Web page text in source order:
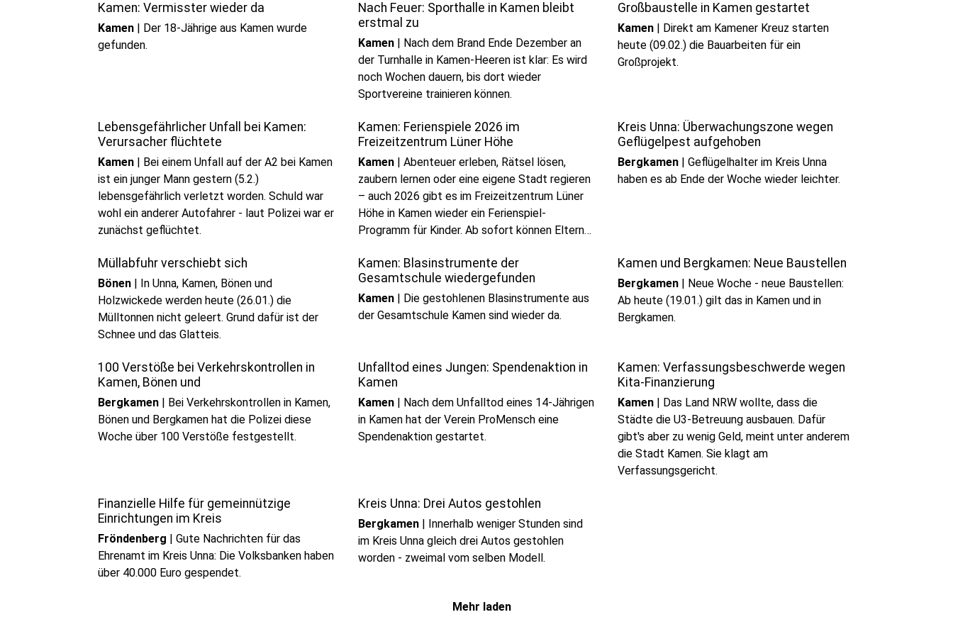
Kamen: Vermisster wieder da
Kamen | Der 18-Jährige aus Kamen wurde
gefunden.
Nach Feuer: Sporthalle in Kamen bleibt
erstmal zu
Kamen| Nach dem Brand Ende Dezember an
der Turnhalle in Kamen-Heeren ist klar: Es wird
noch Wochen dauern, bis dort wieder
Sportvereine trainieren können.
Großbaustelle in Kamen gestartet
Kamen | Direkt am Kamener Kreuz starten
heute (09.02.) die Bauarbeiten für ein
Großprojekt.
Lebensgefährlicher Unfall bei Kamen:
Verursacher flüchtete
Kamen | Bei einem Unfall auf der A2 bei Kamen
ist ein junger Mann gestern (5.2.)
lebensgefährlich verletzt worden. Schuld war
wohl ein anderer Autofahrer - laut Polizei war er
zunächst geflüchtet.
Kamen: Ferienspiele 2026 im
Freizeitzentrum Lüner Höhe
Kamen| Abenteuer erleben, Rätsel lösen,
zaubern lernen oder eine eigene Stadt regieren
– auch 2026 gibt es im Freizeitzentrum Lüner
Höhe in Kamen wieder ein Ferienspiel-
Programm für Kinder. Ab sofort können Eltern
anmelden.
Kreis Unna: Überwachungszone wegen
Geflügelpest aufgehoben
Bergkamen |Geflügelhalter im Kreis Unna
haben es ab Ende der Woche wieder leichter.
Müllabfuhr verschiebt sich
Bönen | In Unna, Kamen, Bönen und
Holzwickede werden heute (26.01.) die
Mülltonnen nicht geleert. Grund dafür ist der
Schnee und das Glatteis.
Kamen: Blasinstrumente der
Gesamtschule wiedergefunden
Kamen| Die gestohlenen Blasinstrumente aus
der Gesamtschule Kamen sind wieder da.
Kamen und Bergkamen: Neue Baustellen
Bergkamen | Neue Woche - neue Baustellen:
Ab heute (19.01.) gilt das in Kamen und in
Bergkamen.
100 Verstöße bei Verkehrskontrollen in
Kamen, Bönen und
Bergkamen | Bei Verkehrskontrollen in Kamen,
Bönen und Bergkamen hat die Polizei diese
Woche über 100 Verstöße festgestellt.
Unfalltod eines Jungen: Spendenaktion in
Kamen
Kamen| Nach dem Unfalltod eines 14-Jährigen
in Kamen hat der Verein ProMensch eine
Spendenaktion gestartet.
Kamen: Verfassungsbeschwerde wegen
Kita-Finanzierung
Kamen | Das Land NRW wollte, dass die
Städte die U3-Betreuung ausbauen. Dafür
gibt's aber zu wenig Geld, meint unter anderem
die Stadt Kamen. Sie klagt am
Verfassungsgericht.
Finanzielle Hilfe für gemeinnützige
Einrichtungen im Kreis
Fröndenberg | Gute Nachrichten für das
Ehrenamt im Kreis Unna: Die Volksbanken haben
über 40.000 Euro gespendet.
Kreis Unna: Drei Autos gestohlen
Bergkamen| Innerhalb weniger Stunden sind
im Kreis Unna gleich drei Autos gestohlen
worden - zweimal vom selben Modell.
Mehr laden